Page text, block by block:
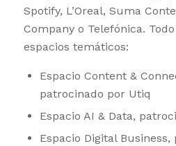
Spotify, L’Oreal, Suma
Company o Telefónica.
espacios temáticos:
Espacio Content &
patrocinado por Utiq
Espacio AI & Data,
Espacio Digital